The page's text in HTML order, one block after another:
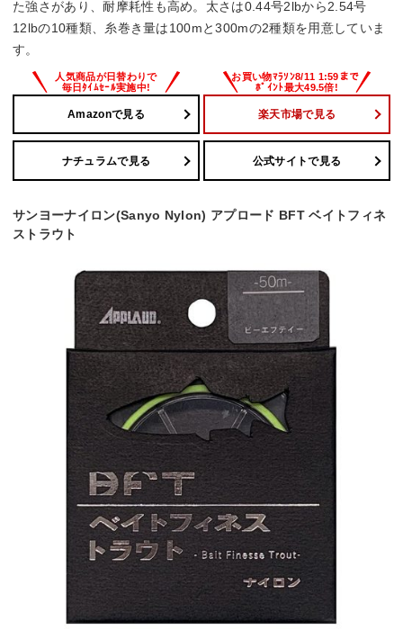
た強さがあり、耐摩耗性も高め。太さは0.44号2lbから2.54号
12lbの10種類、糸巻き量は100mと300mの2種類を用意していま
す。
Amazonで見る 楽天市場で見る
ナチュラムで見る 公式サイトで見る
サンヨーナイロン(Sanyo Nylon) アプロード BFT ベイトフィネ
ストラウト